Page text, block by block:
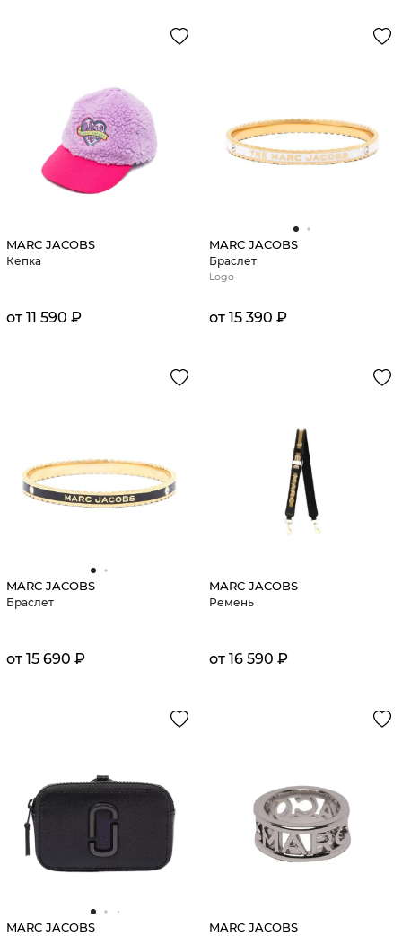
MARC JACOBS
Кепка
от 11 590 ₽
MARC JACOBS
Браслет
Logo
от 15 390 ₽
MARC JACOBS
Браслет
от 15 690 ₽
MARC JACOBS
Ремень
от 16 590 ₽
MARC JACOBS MARC JACOBS